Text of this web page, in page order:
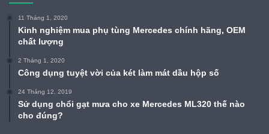
11 Tháng 1, 2020
Kinh nghiệm mua phụ tùng Mercedes chính hãng, OEM
chất lượng
2 Tháng 1, 2020
Công dụng tuyệt vời của két làm mát dầu hộp số
24 Tháng 12, 2019
Sử dụng chổi gạt mưa cho xe Mercedes ML320 thế nào
cho đúng?